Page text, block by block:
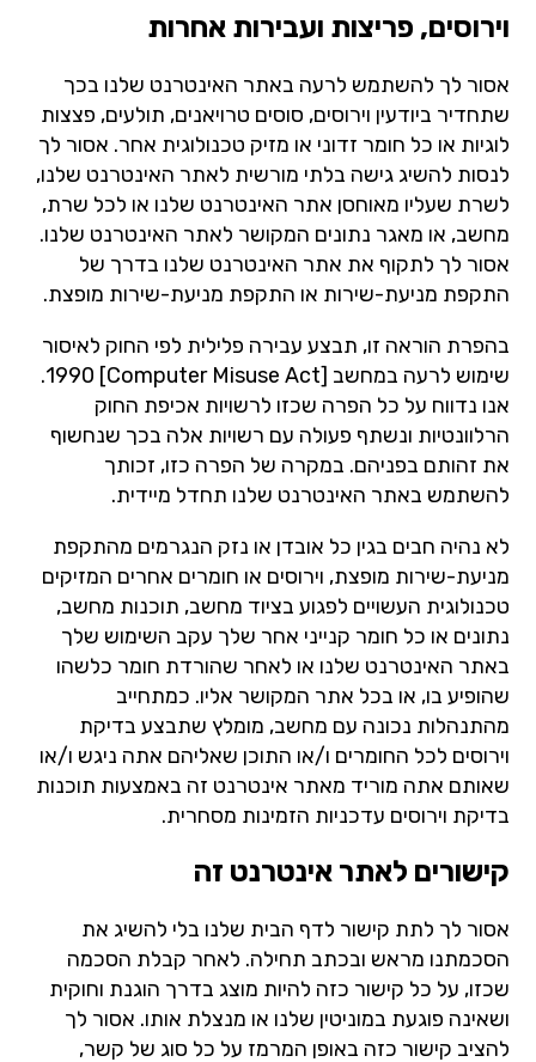
וירוסים, פריצות ועבירות אחרות
אסור לך להשתמש לרעה באתר האינטרנט שלנו בכך
שתחדיר ביודעין וירוסים, סוסים טרויאנים, תולעים, פצצות
לוגיות או כל חומר זדוני או מזיק טכנולוגית אחר. אסור לך
לנסות להשיג גישה בלתי מורשית לאתר האינטרנט שלנו,
לשרת שעליו מאוחסן אתר האינטרנט שלנו או לכל שרת,
מחשב, או מאגר נתונים המקושר לאתר האינטרנט שלנו.
אסור לך לתקוף את אתר האינטרנט שלנו בדרך של
התקפת מניעת-שירות או התקפת מניעת-שירות מופצת.
בהפרת הוראה זו, תבצע עבירה פלילית לפי החוק לאיסור
שימוש לרעה במחשב [Computer Misuse Act] ‏1990.
אנו נדווח על כל הפרה שכזו לרשויות אכיפת החוק
הרלוונטיות ונשתף פעולה עם רשויות אלה בכך שנחשוף
את זהותם בפניהם. במקרה של הפרה כזו, זכותך
להשתמש באתר האינטרנט שלנו תחדל מיידית.
לא נהיה חבים בגין כל אובדן או נזק הנגרמים מהתקפת
מניעת-שירות מופצת, וירוסים או חומרים אחרים המזיקים
טכנולוגית העשויים לפגוע בציוד מחשב, תוכנות מחשב,
נתונים או כל חומר קנייני אחר שלך עקב השימוש שלך
באתר האינטרנט שלנו או לאחר שהורדת חומר כלשהו
שהופיע בו, או בכל אתר המקושר אליו. כמתחייב
מהתנהלות נכונה עם מחשב, מומלץ שתבצע בדיקת
וירוסים לכל החומרים ו/או התוכן שאליהם אתה ניגש ו/או
שאותם אתה מוריד מאתר אינטרנט זה באמצעות תוכנות
בדיקת וירוסים עדכניות הזמינות מסחרית.
קישורים לאתר אינטרנט זה
אסור לך לתת קישור לדף הבית שלנו בלי להשיג את
הסכמתנו מראש ובכתב תחילה. לאחר קבלת הסכמה
שכזו, על כל קישור כזה להיות מוצג בדרך הוגנת וחוקית
ושאינה פוגעת במוניטין שלנו או מנצלת אותו. אסור לך
להציב קישור כזה באופן המרמז על כל סוג של קשר,